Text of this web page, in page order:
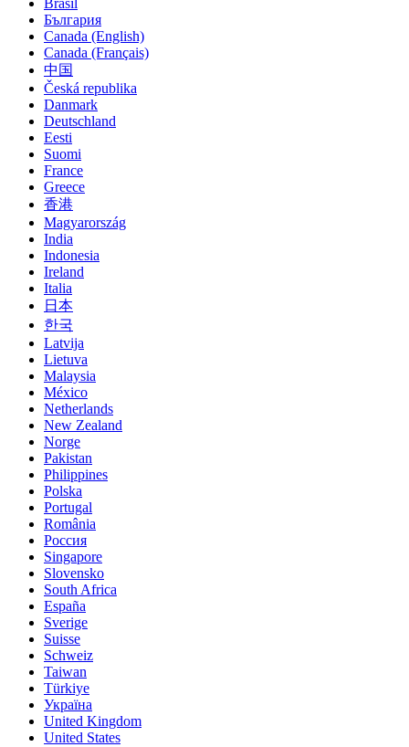
Brasil
България
Canada (English)
Canada (Français)
中国
Česká republika
Danmark
Deutschland
Eesti
Suomi
France
Greece
香港
Magyarország
India
Indonesia
Ireland
Italia
日本
한국
Latvija
Lietuva
Malaysia
México
Netherlands
New Zealand
Norge
Pakistan
Philippines
Polska
Portugal
România
Россия
Singapore
Slovensko
South Africa
España
Sverige
Suisse
Schweiz
Taiwan
Türkiye
Україна
United Kingdom
United States